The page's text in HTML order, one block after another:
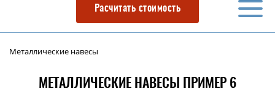
Расчитать стоимость
Металлические навесы
МЕТАЛЛИЧЕСКИЕ НАВЕСЫ ПРИМЕР 6